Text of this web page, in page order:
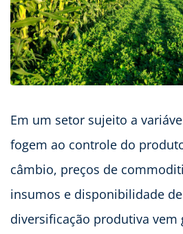
Em um setor sujeito a
fogem ao controle do
câmbio, preços de
insumos e disponibilidade
diversificação produtiva vem